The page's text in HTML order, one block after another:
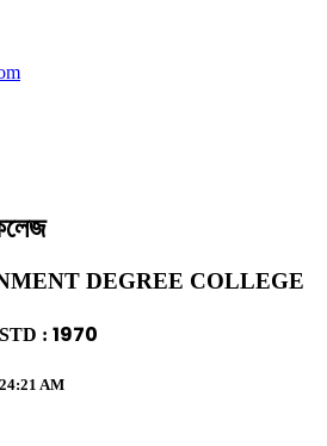
DEGREE COLLEGE
: 1970
AM